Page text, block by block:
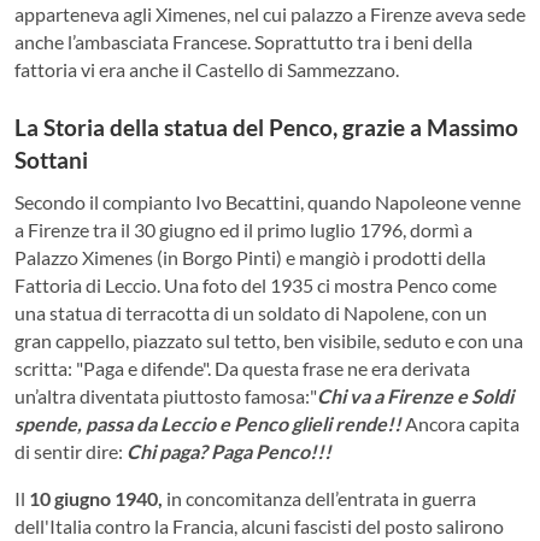
apparteneva agli Ximenes, nel cui palazzo a Firenze aveva sede
anche l’ambasciata Francese. Soprattutto tra i beni della
fattoria vi era anche il Castello di Sammezzano.
La Storia della statua del Penco, grazie a Massimo
Sottani
Secondo il compianto Ivo Becattini, quando Napoleone venne
a Firenze tra il 30 giugno ed il primo luglio 1796, dormì a
Palazzo Ximenes (in Borgo Pinti) e mangiò i prodotti della
Fattoria di Leccio. Una foto del 1935 ci mostra Penco come
una statua di terracotta di un soldato di Napolene, con un
gran cappello, piazzato sul tetto, ben visibile, seduto e con una
scritta: "Paga e difende". Da questa frase ne era derivata
un’altra diventata piuttosto famosa:"Chi va a Firenze e Soldi
spende, passa da Leccio e Penco glieli rende!!Ancora capita
di sentir dire: Chi paga? Paga Penco!!!
Il 10 giugno 1940, in concomitanza dell’entrata in guerra
dell'Italia contro la Francia, alcuni fascisti del posto salirono